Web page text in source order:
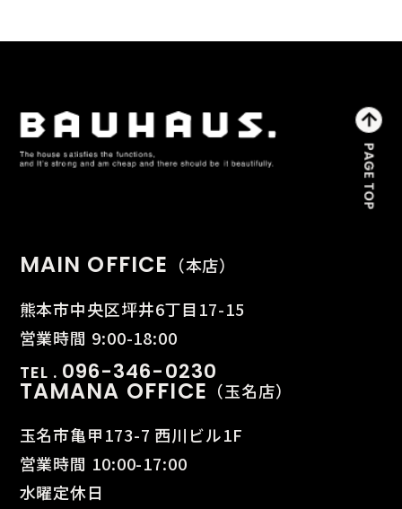
MAIN OFFICE （本店）
熊本市中央区坪井6丁目17-15
営業時間 9:00-18:00
TEL . 096-346-0230
TAMANA OFFICE （玉名店）
玉名市亀甲173-7 西川ビル1F
営業時間 10:00-17:00
水曜定休日